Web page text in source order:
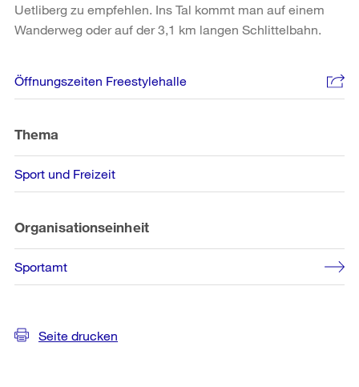
Uetliberg zu empfehlen. Ins Tal kommt man auf einem
Wanderweg oder auf der 3,1 km langen Schlittelbahn.
Weitere
Informationen
Öffnungszeiten Freestylehalle
Thema
Sport und Freizeit
Organisationseinheit
Sportamt
Seite drucken